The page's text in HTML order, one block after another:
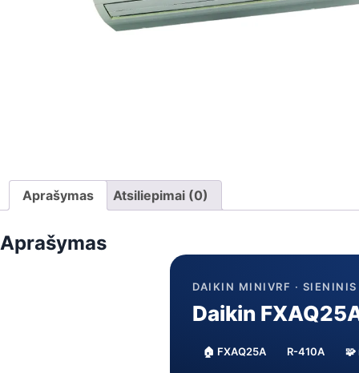
Aprašymas Atsiliepimai (0)
Aprašymas
DAIKIN MINIVRF ·
Daikin
🏠 FXAQ25A R-410A 🧩